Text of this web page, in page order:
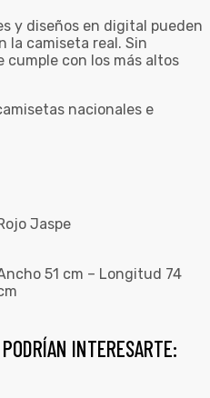
y diseños en digital pueden
la camiseta real. Sin
cumple con los más altos
nacionales e
Jaspe
51 cm – Longitud 74
INTERESARTE: